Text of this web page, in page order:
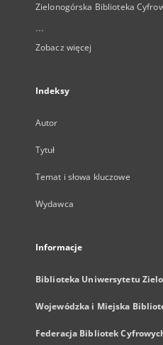
Zielonogórska Biblioteka
...
Zobacz więcej
Indeksy
Autor
Tytuł
Temat i słowa kluczowe
Wydawca
Informacje
Biblioteka Uniwersytetu
Wojewódzka i Miejska
Federacja Bibliotek